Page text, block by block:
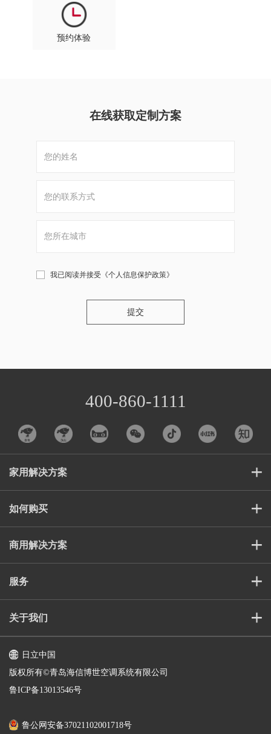
预约体验
在线获取定制方案
我已阅读并接受 《个人信息保护政策》
提交
400-860-1111
家用解决方案
如何购买
商用解决方案
服务
关于我们
版权所有©️青岛海信博世空调系统有限公司
鲁ICP备13013546号
鲁公网安备37021102001718号
日立中国